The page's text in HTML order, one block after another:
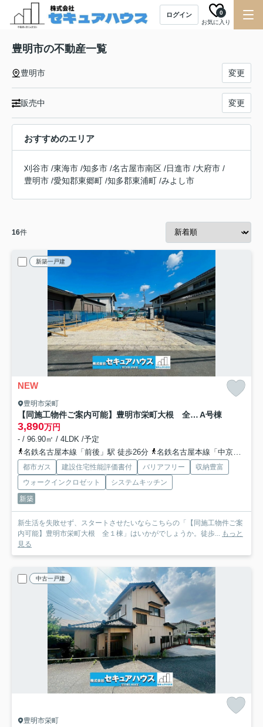
ログイン
お気に入り
0
豊明市の不動産一覧
豊明市 変更
販売中 変更
おすすめのエリア
刈谷市 /東海市 /知多市 /名古屋市南区 /日進市 /大府市 /
豊明市 /愛知郡東郷町 /知多郡東浦町 /みよし市
16件
新築一戸建
NEW
豊明市栄町
【同施工物件ご案内可能】豊明市栄町大根 全１棟 A号棟
3,890万円
- / 96.90㎡ / 4LDK /予定
名鉄名古屋本線「前後」駅 徒歩26分
名鉄名古屋本線「中京競馬場前」駅 徒歩30分
都市ガス 建設住宅性能評価書付 バリアフリー
収納豊富
ウォークインクロゼット
システムキッチン
新築
新生活を失敗せず、スタートさせたいならこちらの「【同施工物件ご案
内可能】豊明市栄町大根 全１棟」はいかがでしょうか。徒歩... もっと
見る
中古一戸建
豊明市栄町